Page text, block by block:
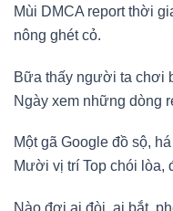
Mùi DMCA report thời
nông ghét cỏ.
Bữa thấy người ta chơi
Ngày xem những dòng
Một gã Google đồ sộ,
Mười vị trí Top chói lòa,